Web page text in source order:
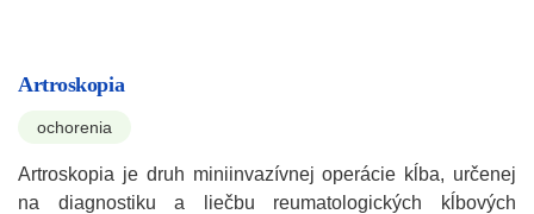
Artroskopia
ochorenia
Artroskopia je druh miniinvazívnej operácie kĺba, určenej
na diagnostiku a liečbu reumatologických kĺbových